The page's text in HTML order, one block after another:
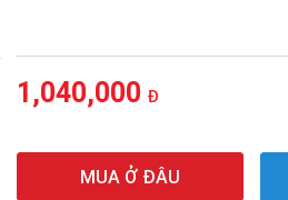
1,040,000 Đ
MUA Ở ĐÂU